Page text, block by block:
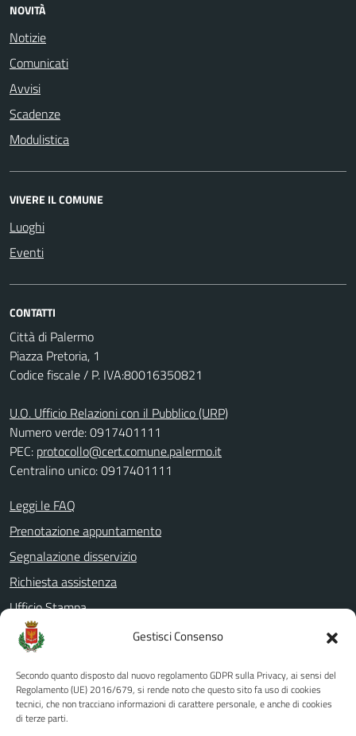
Gestisci Consenso
Secondo quanto disposto dal nuovo regolamento GDPR sulla Privacy, ai sensi del
Regolamento (UE) 2016/679, si rende noto che questo sito fa uso di cookies
tecnici, che non tracciano informazioni di carattere personale, e anche di cookies
di terze parti.
NOVITÀ
Notizie
Comunicati
Avvisi
Scadenze
Modulistica
VIVERE IL COMUNE
Luoghi
Eventi
CONTATTI
Città di Palermo
Piazza Pretoria, 1
Codice fiscale / P. IVA:80016350821
U.O. Ufficio Relazioni con il Pubblico (URP)
Numero verde: 0917401111
PEC: protocollo@cert.comune.palermo.it
Centralino unico: 0917401111
Leggi le FAQ
Prenotazione appuntamento
Segnalazione disservizio
Richiesta assistenza
Ufficio Stampa
Amministrazione Trasparente
Albo pretorio
Informativa privacy
Note legali